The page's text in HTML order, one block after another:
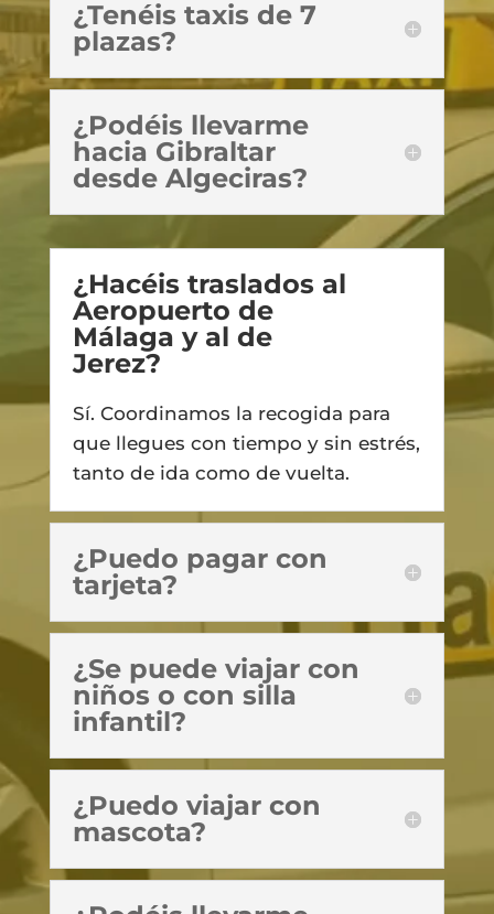
¿Tenéis taxis de 7
plazas?
¿Podéis llevarme
hacia Gibraltar
desde Algeciras?
¿Hacéis traslados al
Aeropuerto de
Málaga y al de
Jerez?
Sí. Coordinamos la recogida para
que llegues con tiempo y sin estrés,
tanto de ida como de vuelta.
¿Puedo pagar con
tarjeta?
¿Se puede viajar con
niños o con silla
infantil?
¿Puedo viajar con
mascota?